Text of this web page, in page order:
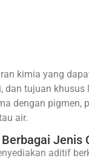
kimia yang
dan tujuan khusus
dengan pigmen,
air.
Jenis
aditif